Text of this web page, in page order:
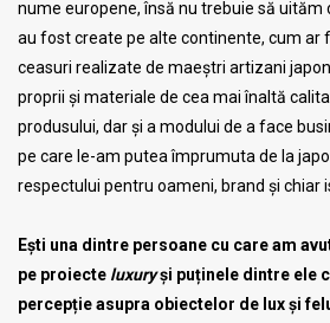
nume europene, însă nu trebuie să uităm
au fost create pe alte continente, cum ar
ceasuri realizate de maeștri artizani
proprii și materiale de cea mai înaltă
produsului, dar și a modului de a face
pe care le-am putea împrumuta de la
respectului pentru oameni, brand și chiar
Ești una dintre persoane cu care am
pe proiecte luxuryși puținele dintre ele
percepție asupra obiectelor de lux și